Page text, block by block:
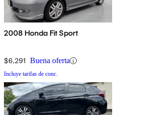
2008 Honda Fit Sport
$6,291 Buena oferta
Incluye tarifas de conc.